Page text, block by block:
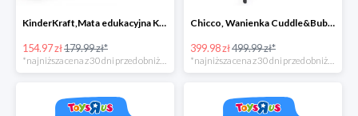
KinderKraft,Mata edukacyjna KKraft SmartPlay
154.97 zł179.99 zł*
*najniższa cena z 30 dni przed obniżką
Chicco, Wanienka Cuddle&Bubble z przewijakiem
399.98 zł499.99 zł*
*najniższa cena z 30 dni przed obniżką